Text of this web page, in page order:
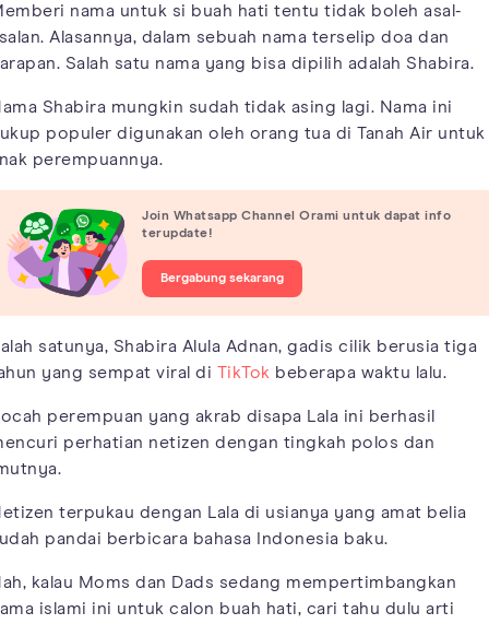
nama untuk si buah hati tentu tidak boleh asal-
Alasannya, dalam sebuah nama terselip doa dan
Salah satu nama yang bisa dipilih adalah Shabira.
Shabira mungkin sudah tidak asing lagi. Nama ini
populer digunakan oleh orang tua di Tanah Air untuk
perempuannya.
Join Whatsapp Channel Orami untuk dapat info
terupdate!
Bergabung sekarang
satunya, Shabira Alula Adnan, gadis cilik berusia tiga
yang sempat viral di TikTok beberapa waktu lalu.
perempuan yang akrab disapa Lala ini berhasil
perhatian netizen dengan tingkah polos dan
terpukau dengan Lala di usianya yang amat belia
pandai berbicara bahasa Indonesia baku.
kalau Moms dan Dads sedang mempertimbangkan
islami ini untuk calon buah hati, cari tahu dulu arti